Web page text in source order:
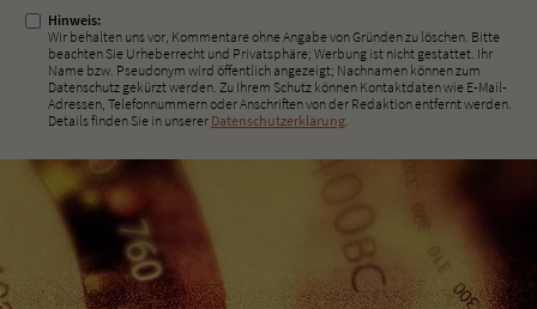
Hinweis:
Wir behalten uns vor, Kommentare ohne Angabe von Gründen zu löschen. Bitte
beachten Sie Urheberrecht und Privatsphäre; Werbung ist nicht gestattet. Ihr
Name bzw. Pseudonym wird öffentlich angezeigt; Nachnamen können zum
Datenschutz gekürzt werden. Zu Ihrem Schutz können Kontaktdaten wie E-Mail-
Adressen, Telefonnummern oder Anschriften von der Redaktion entfernt werden.
Details finden Sie in unserer Datenschutzerklärung.